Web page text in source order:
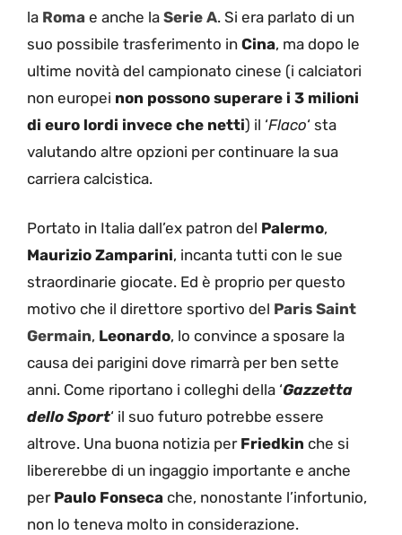
la Roma e anche la Serie A. Si era parlato di un
suo possibile trasferimento in Cina, ma dopo le
ultime novità del campionato cinese (i calciatori
non europei non possono superare i 3 milioni
di euro lordi invece che netti) il ‘Flaco‘ sta
valutando altre opzioni per continuare la sua
carriera calcistica.
Portato in Italia dall’ex patron del Palermo,
Maurizio Zamparini, incanta tutti con le sue
straordinarie giocate. Ed è proprio per questo
motivo che il direttore sportivo del Paris Saint
Germain, Leonardo, lo convince a sposare la
causa dei parigini dove rimarrà per ben sette
anni. Come riportano i colleghi della ‘Gazzetta
dello Sport‘ il suo futuro potrebbe essere
altrove. Una buona notizia per Friedkin che si
libererebbe di un ingaggio importante e anche
per Paulo Fonseca che, nonostante l’infortunio,
non lo teneva molto in considerazione.